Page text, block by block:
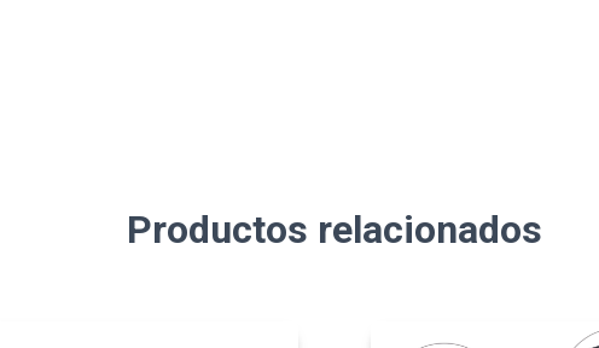
Productos relacionados